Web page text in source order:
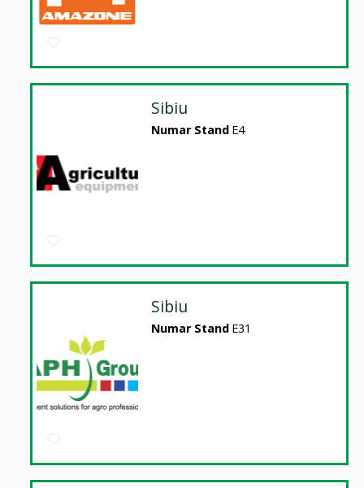
Sibiu
Numar Stand E4
Sibiu
Numar Stand E31